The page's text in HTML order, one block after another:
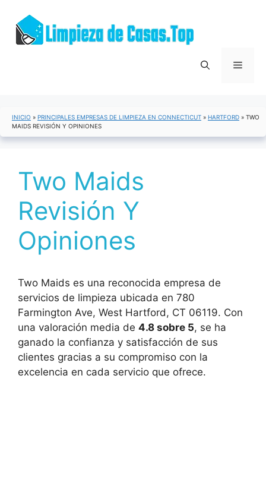
contenido
Menú
INICIO » PRINCIPALES EMPRESAS DE LIMPIEZA EN CONNECTICUT » HARTFORD » TWO
MAIDS REVISIÓN Y OPINIONES
Two Maids
Revisión Y
Opiniones
Two Maids es una reconocida empresa de
servicios de limpieza ubicada en 780
Farmington Ave, West Hartford, CT 06119. Con
una valoración media de 4.8 sobre 5, se ha
ganado la confianza y satisfacción de sus
clientes gracias a su compromiso con la
excelencia en cada servicio que ofrece.